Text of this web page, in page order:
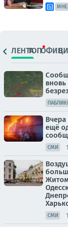
ЛЕНТАТОПОФИЦ.
ещё
СМИ
СМИ